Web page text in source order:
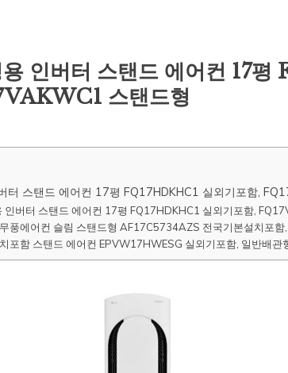
인버터 스탠드 에어컨 17
스탠드형
터 스탠드 에어컨 17평 FQ17HDKHC1 실외기포함,
인버터 스탠드 에어컨 17평 FQ17HDKHC1 실외기포함,
풍에어컨 슬림 스탠드형 AF17C5734AZS 전국기본설치포함
포함 스탠드 에어컨 EPVW17HWESG 실외기포함, 일반배관